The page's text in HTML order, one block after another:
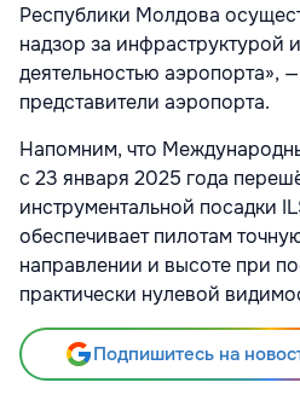
Республики Молдова
надзор за инфраструктурой
деятельностью аэропорта»,
представители аэропорта.
Напомним, что
с 23 января 2025 года
инструментальной посадки
обеспечивает пилотам
направлении и высоте при
практически нулевой
Подпишитесь на